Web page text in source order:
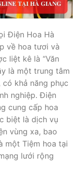
Điện Hoa Hà
về hoa tươi và
liệt kê là “Văn
là một trung tâm
khả năng phục
nghiệp. Điện
cung cấp hoa
biệt là dịch vụ
vùng xa, bao
một Tiệm hoa tại
lưới rộng